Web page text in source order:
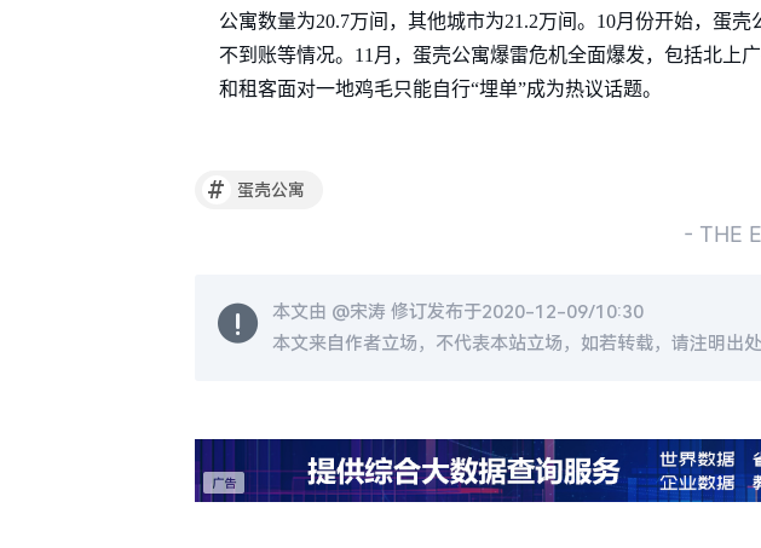
公寓数量为20.7万间，其他城市为21.2万间。10月份开始，蛋
不到账等情况。11月，蛋壳公寓爆雷危机全面爆发，包括北上
和租客面对一地鸡毛只能自行“埋单”成为热议话题。
# 蛋壳公寓
- THE
本文由 @宋涛 修订发布于2020-12-09/10:30
本文来自作者立场，不代表本站立场，如若转载，请注明出